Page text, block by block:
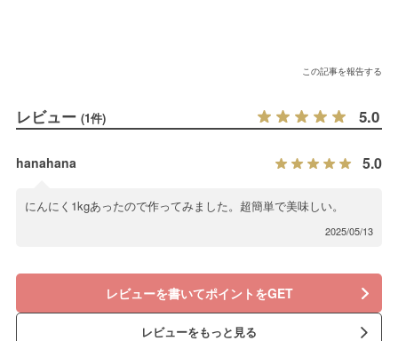
この記事を報告する
レビュー (1件) 5.0
hanahana 5.0
にんにく1kgあったので作ってみました。超簡単で美味しい。
2025/05/13
レビューを書いてポイントをGET
レビューをもっと見る